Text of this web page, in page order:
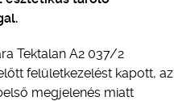
Tektalan A2 037/2
felületkezelést kapott, az
megjelenés miatt